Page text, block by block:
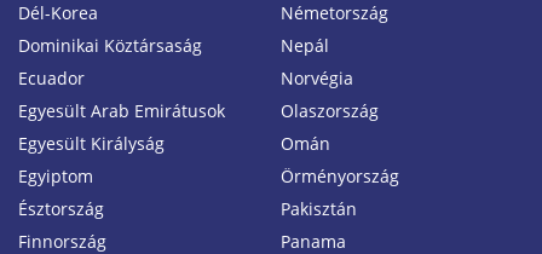
Dél-Korea
Dominikai Köztársaság
Ecuador
Egyesült Arab Emirátusok
Egyesült Királyság
Egyiptom
Észtország
Finnország
Németország
Nepál
Norvégia
Olaszország
Omán
Örményország
Pakisztán
Panama